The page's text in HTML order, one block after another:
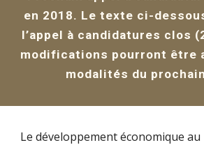
en 2018. Le texte ci-
l’appel à candidatures clos
modifications pourront être
modalités du
Le développement économique